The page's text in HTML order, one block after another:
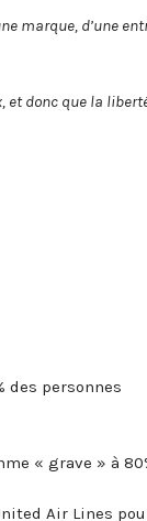
marque, d’une
et donc que la
des personnes
« grave » à
Air Lines